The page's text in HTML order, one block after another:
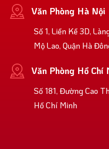
Văn Phòng Hà Nội
Số 1, Liền Kề 3D,
Mộ Lao, Quận Hà
Văn Phòng Hồ Chí
Số 181, Đường Cao
Hồ Chí Minh